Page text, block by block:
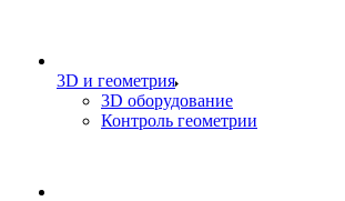
3D и геометрия
3D оборудование
Контроль геометрии